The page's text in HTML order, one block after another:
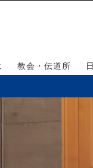
教会・伝道所